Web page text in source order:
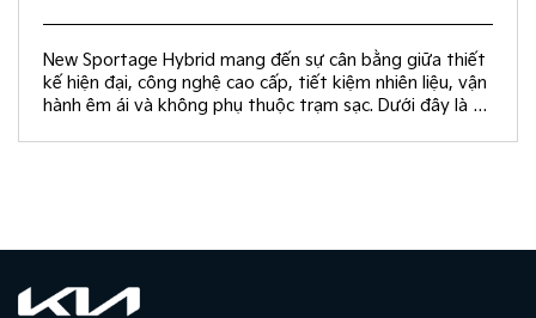
New Sportage Hybrid mang đến sự cân bằng giữa thiết
kế hiện đại, công nghệ cao cấp, tiết kiệm nhiên liệu, vận
hành êm ái và không phụ thuộc trạm sạc. Dưới đây là 10